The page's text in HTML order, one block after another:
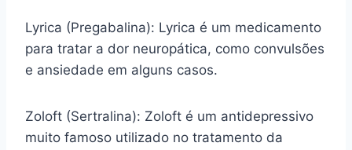
Lyrica (Pregabalina): Lyrica é um medicamento
para tratar a dor neuropática, como convulsões
e ansiedade em alguns casos.
Zoloft (Sertralina): Zoloft é um antidepressivo
muito famoso utilizado no tratamento da